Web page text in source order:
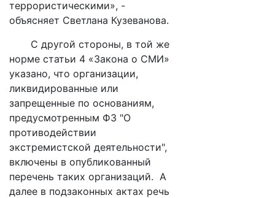
террористическими», -
объясняет Светлана Кузеванова.
С другой стороны, в той же
норме статьи 4 «Закона о СМИ»
указано, что организации,
ликвидированные или
запрещенные по основаниям,
предусмотренным ФЗ "О
противодействии
экстремистской деятельности",
включены в опубликованный
перечень таких организаций. А
далее в подзаконных актах речь